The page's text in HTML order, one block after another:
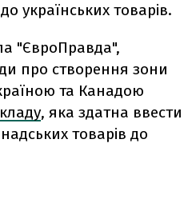
українських товарів.
"ЄвроПравда",
про створення зони
та Канадою
, яка здатна ввести
товарів до